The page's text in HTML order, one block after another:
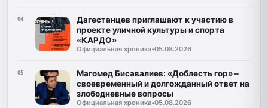
04
Дагестанцев приглашают к участию в
проекте уличной культуры и спорта
«КАРДО»
Официальная хроника•05.08.2026
05
Магомед Бисавалиев: «Доблесть гор» –
своевременный и долгожданный ответ на
злободневные вопросы
Официальная хроника•05.08.2026